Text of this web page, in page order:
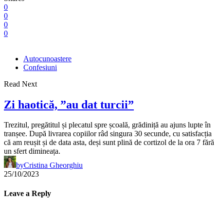
0
0
0
0
Autocunoastere
Confesiuni
Read Next
Zi haotică, ”au dat turcii”
Trezitul, pregătitul și plecatul spre școală, grădiniță au ajuns lupte în
tranșee. După livrarea copiilor râd singura 30 secunde, cu satisfacția
că am reușit și de data asta, deși sunt plină de cortizol de la ora 7 fără
un sfert dimineața.
byCristina Gheorghiu
25/10/2023
Leave a Reply